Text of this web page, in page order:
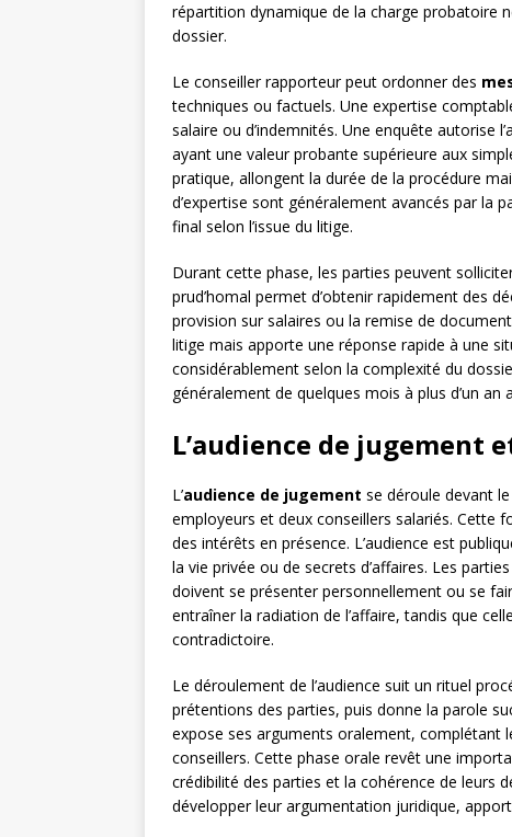
répartition dynamique de la charge probatoire
dossier.
Le conseiller rapporteur peut ordonner des
techniques ou factuels. Une expertise
salaire ou d’indemnités. Une enquête autorise
ayant une valeur probante supérieure aux
pratique, allongent la durée de la procédure
d’expertise sont généralement avancés par la
final selon l’issue du litige.
Durant cette phase, les parties peuvent
prud’homal permet d’obtenir rapidement des
provision sur salaires ou la remise de
litige mais apporte une réponse rapide à une
considérablement selon la complexité du
généralement de quelques mois à plus d’un an
L’audience de jugement
L’audience de jugement se déroule devant
employeurs et deux conseillers salariés. Cette
des intérêts en présence. L’audience est
la vie privée ou de secrets d’affaires. Les
doivent se présenter personnellement ou se
entraîner la radiation de l’affaire, tandis que
contradictoire.
Le déroulement de l’audience suit un rituel
prétentions des parties, puis donne la parole
expose ses arguments oralement, complétant
conseillers. Cette phase orale revêt une
crédibilité des parties et la cohérence de leurs
développer leur argumentation juridique,